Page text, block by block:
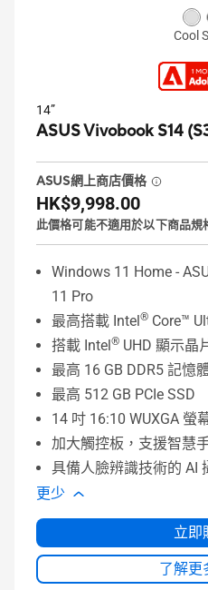
Cool
14”
ASUS Vivobook S14
ASUS網上商店價格
HK$9,998.00
此價格可能不適用於以下商品規
Windows 11 Home -
11 Pro
最高搭載 Intel® Core™
搭載 Intel® UHD 顯示晶
最高 16 GB DDR5 記憶
最高 512 GB PCIe SSD
14 吋 16:10 WUXGA 螢
加大觸控板，支援智慧
具備人臉辨識技術的 AI
更少
立即
了解更